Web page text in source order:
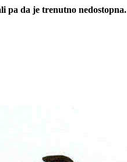
pa da je trenutno nedostopna.